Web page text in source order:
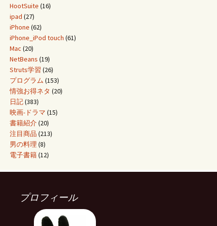
HootSuite (16)
ipad (27)
iPhone (62)
iPhone_iPod touch (61)
Mac (20)
NetBeans (19)
Struts学習 (26)
プログラム (153)
情強お得ネタ (20)
日記(383)
映画-ドラマ (15)
書籍紹介(20)
注目商品 (213)
男の料理 (8)
電子書籍(12)
プロフィール